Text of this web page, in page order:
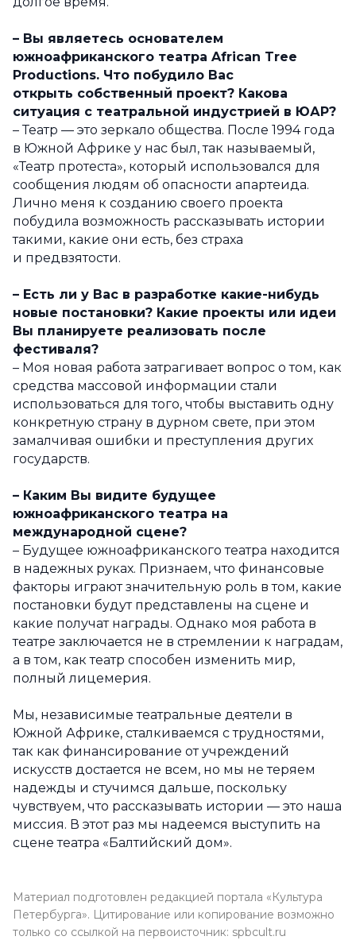
– Вы являетесь основателем
южноафриканского театра African Tree
Productions. Что побудило Вас
открыть собственный проект? Какова
ситуация с театральной индустрией в ЮАР?
– Театр — это зеркало общества. После 1994 года
в Южной Африке у нас был, так называемый,
«Театр протеста», который использовался для
сообщения людям об опасности апартеида.
Лично меня к созданию своего проекта
побудила возможность рассказывать истории
такими, какие они есть, без страха
и предвзятости.
– Есть ли у Вас в разработке какие-нибудь
новые постановки? Какие проекты или идеи
Вы планируете реализовать после
фестиваля?
– Моя новая работа затрагивает вопрос о том, как
средства массовой информации стали
использоваться для того, чтобы выставить одну
конкретную страну в дурном свете, при этом
замалчивая ошибки и преступления других
государств.
– Каким Вы видите будущее
южноафриканского театра на
международной сцене?
– Будущее южноафриканского театра находится
в надежных руках. Признаем, что финансовые
факторы играют значительную роль в том, какие
постановки будут представлены на сцене и
какие получат награды. Однако моя работа в
театре заключается не в стремлении к наградам,
а в том, как театр способен изменить мир,
полный лицемерия.
Мы, независимые театральные деятели в
Южной Африке, сталкиваемся с трудностями,
так как финансирование от учреждений
искусств достается не всем, но мы не теряем
надежды и стучимся дальше, поскольку
чувствуем, что рассказывать истории — это наша
миссия. В этот раз мы надеемся выступить на
сцене театра «Балтийский дом».
Материал подготовлен редакцией портала «Культура
Петербурга». Цитирование или копирование возможно
только со ссылкой на первоисточник: spbcult.ru